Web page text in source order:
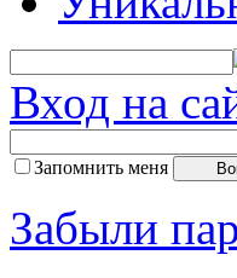
Вход на
Запомнить меня
Забыли